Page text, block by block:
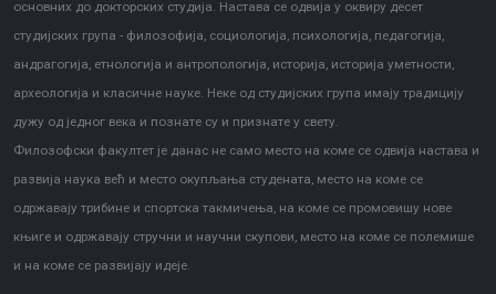
основних до докторских студија. Настава се одвија у оквиру десет
студијских група - филозофија, социологија, психологија, педагогија,
андрагогија, етнологија и антропологија, историја, историја уметности,
археологија и класичне науке. Неке од студијских група имају традицију
дужу од једног века и познате су и признате у свету.
Филозофски факултет је данас не само место на коме се одвија настава и
развија наука већ и место окупљања студената, место на коме се
одржавају трибине и спортска такмичења, на коме се промовишу нове
књиге и одржавају стручни и научни скупови, место на коме се полемише
и на коме се развијају идеје.